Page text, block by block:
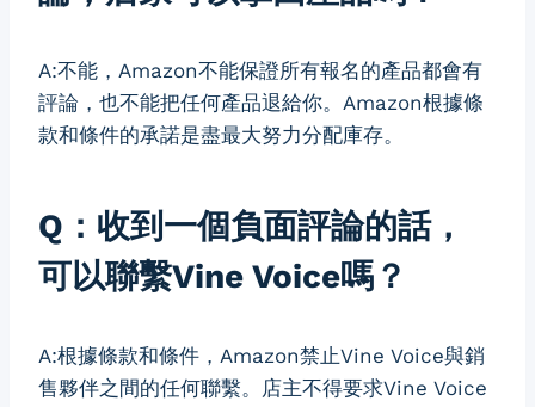
A:不能，Amazon不能保證所有報名的產品都會有
評論，也不能把任何產品退給你。Amazon根據條
款和條件的承諾是盡最大努力分配庫存。
Q：收到一個負面評論的話，
可以聯繫Vine Voice嗎？
A:根據條款和條件，Amazon禁止Vine Voice與銷
售夥伴之間的任何聯繫。店主不得要求Vine Voice